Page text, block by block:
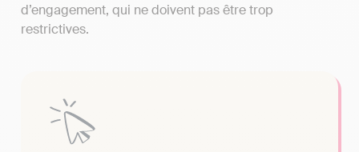
d’engagement, qui ne doivent pas être trop
restrictives.